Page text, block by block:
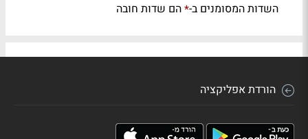
השדות המסומנים ב-*הם שדות חובה
הורדת אפליקציה